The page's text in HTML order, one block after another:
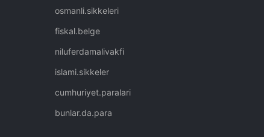
osmanli.sikkeleri
fiskal.belge
niluferdamalivakfi
islami.sikkeler
cumhuriyet.paralari
bunlar.da.para